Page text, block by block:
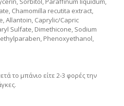
Chamomilla recutita extract,
Allantoin, Caprylic/Capric
Sulfate, Dimethicone, Sodium
Phenoxyethanol,
το μπάνιο είτε 2-3 φορές την